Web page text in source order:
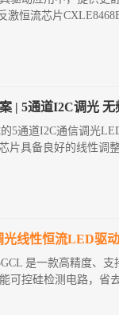
激恒流芯片
| 5通道I2C调光
5通道I2C通信调光
片具备良好的线性
线性恒流LED驱
是一款高精度、
可控硅检测电路，